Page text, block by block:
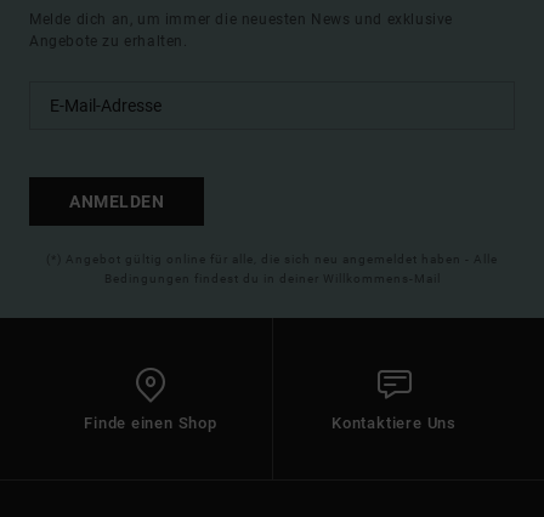
Melde dich an, um immer die neuesten News und exklusive
Angebote zu erhalten.
ANMELDEN
(*) Angebot gültig online für alle, die sich neu angemeldet haben - Alle
Bedingungen findest du in deiner Willkommens-Mail
Finde einen Shop Kontaktiere Uns